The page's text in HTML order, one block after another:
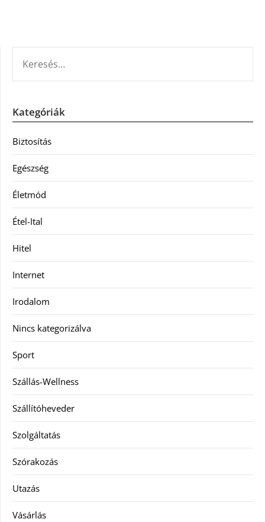
Kategóriák
Biztosítás
Egészség
Életmód
Étel-Ital
Hitel
Internet
Irodalom
Nincs kategorizálva
Sport
Szállás-Wellness
Szállítóheveder
Szolgáltatás
Szórakozás
Utazás
Vásárlás